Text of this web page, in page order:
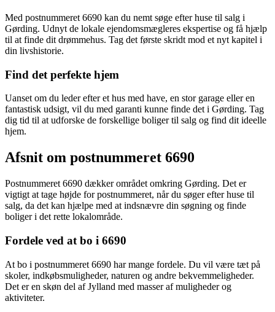
Med postnummeret 6690 kan du nemt søge efter huse til salg i
Gørding. Udnyt de lokale ejendomsmægleres ekspertise og få hjælp
til at finde dit drømmehus. Tag det første skridt mod et nyt kapitel i
din livshistorie.
Find det perfekte hjem
Uanset om du leder efter et hus med have, en stor garage eller en
fantastisk udsigt, vil du med garanti kunne finde det i Gørding. Tag
dig tid til at udforske de forskellige boliger til salg og find dit ideelle
hjem.
Afsnit om postnummeret 6690
Postnummeret 6690 dækker området omkring Gørding. Det er
vigtigt at tage højde for postnummeret, når du søger efter huse til
salg, da det kan hjælpe med at indsnævre din søgning og finde
boliger i det rette lokalområde.
Fordele ved at bo i 6690
At bo i postnummeret 6690 har mange fordele. Du vil være tæt på
skoler, indkøbsmuligheder, naturen og andre bekvemmeligheder.
Det er en skøn del af Jylland med masser af muligheder og
aktiviteter.